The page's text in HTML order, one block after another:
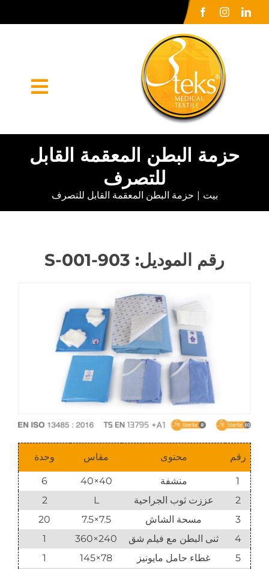
الصفحة الرئيسية
شركة كبرى
اتصل بنا
حزمة البطن المعقمة القابل
للتصرف
بيت حزمة البطن المعقمة القابل للتصرف
رقم الموديل: 903-001-S
رقم محتوى مقاس وحدة
1 منشفة 40×40
6
2
عززت ثوب الجراحية L
2
3
مسحة الشاش 7.5×7.5
20
4
ثنى البطن مع فيلم شق 240×360
1
5
غطاء حامل مايونيز 78×145
1